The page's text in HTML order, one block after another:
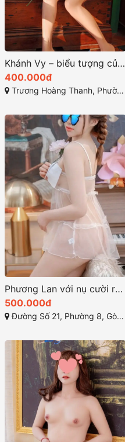
Khánh Vy – biểu tượng của sự quyến rũ và duyên dáng tại Sài Gòn
400.000đ
Trương Hoàng Thanh, Phường 12, Tân Bình, Sài Gòn
Phương Lan với nụ cười rạng rỡ và ánh mắt ngọt ngào
500.000đ
Đường Số 21, Phường 8, Gò Vấp, Hồ Chí Minh